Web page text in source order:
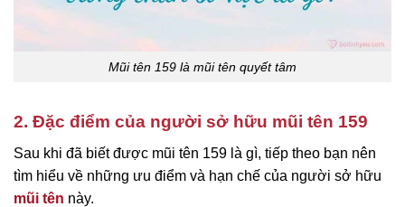
Mũi tên 159 là mũi tên quyết tâm
2. Đặc điểm của người sở hữu mũi tên 159
Sau khi đã biết được mũi tên 159 là gì, tiếp theo bạn nên
tìm hiểu về những ưu điểm và hạn chế của người sở hữu
mũi tên này.